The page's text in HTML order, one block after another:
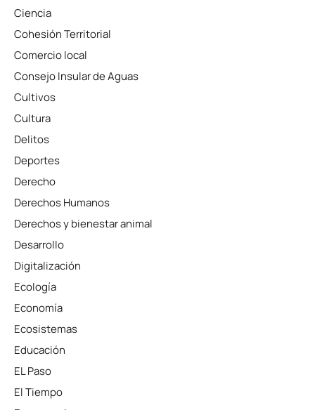
Ciencia
Cohesión Territorial
Comercio local
Consejo Insular de Aguas
Cultivos
Cultura
Delitos
Deportes
Derecho
Derechos Humanos
Derechos y bienestar animal
Desarrollo
Digitalización
Ecología
Economía
Ecosistemas
Educación
EL Paso
El Tiempo